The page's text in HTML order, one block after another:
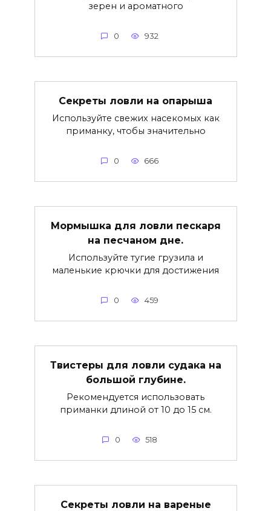
зерен и ароматного
0 932
Секреты ловли на опарыша
Используйте свежих насекомых как
приманку, чтобы значительно
0 666
Мормышка для ловли пескаря
на песчаном дне.
Используйте тугие грузила и
маленькие крючки для достижения
0 459
Твистеры для ловли судака на
большой глубине.
Рекомендуется использовать
приманки длиной от 10 до 15 см.
0 518
Секреты ловли на вареные